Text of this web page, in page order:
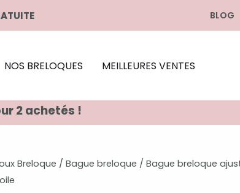
BLOG
NOS BRELOQUES MEILLEURES VENTES
2 achetés !
Breloque / Bague breloque / Bague breloque